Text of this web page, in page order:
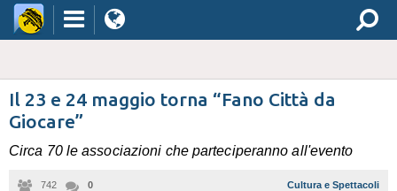
Il 23 e 24 maggio torna “Fano Città da
Giocare”
Circa 70 le associazioni che parteciperanno all'evento
742 0 Cultura e Spettacoli